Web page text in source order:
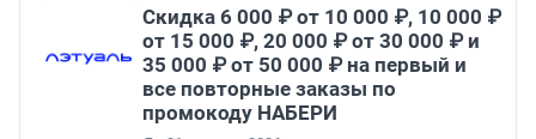
Скидка 6 000 ₽ от 10 000 ₽, 10 000 ₽
от 15 000 ₽, 20 000 ₽ от 30 000 ₽ и
35 000 ₽ от 50 000 ₽ на первый и
все повторные заказы по
промокоду НАБЕРИ